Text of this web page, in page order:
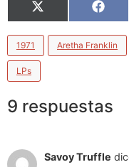
X
(Twitter)
1971 Aretha Franklin
LPs
9 respuestas
Savoy Truffle